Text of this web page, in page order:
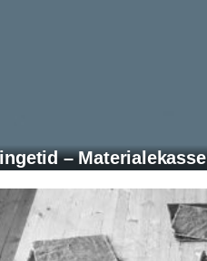
– Materialekasse